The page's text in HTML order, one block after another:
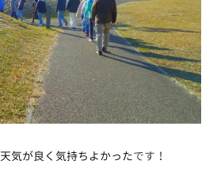
天気が良く気持ちよかったです！